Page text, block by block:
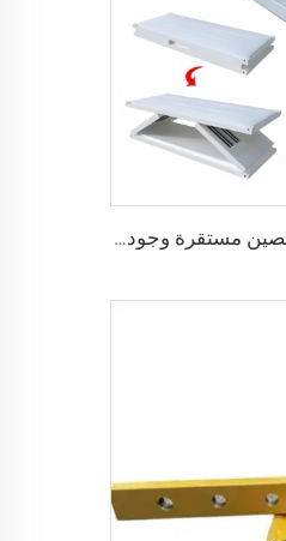
ملحقات الحاوية المصنوعة في الصين مستقرة وجودتها عالية، منزل حاوية قابل للطي مسبقاً